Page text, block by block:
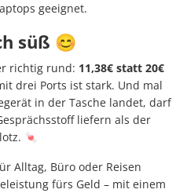
geeignet.
süß 😊
richtig rund: 11,38€ statt 20€
drei Ports ist stark. Und mal
in der Tasche landet, darf
liefern als der
🍬
Alltag, Büro oder Reisen
fürs Geld – mit einem